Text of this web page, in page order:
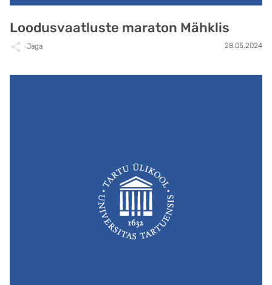
Loodusvaatluste maraton Mähklis
Jaga 28.05.2024